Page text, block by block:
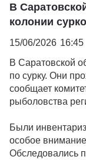
В
колонии
15/06/2026 16:45
В Саратовской
по сурку. Они
сообщает
рыболовства
Были
особое
Обследовались